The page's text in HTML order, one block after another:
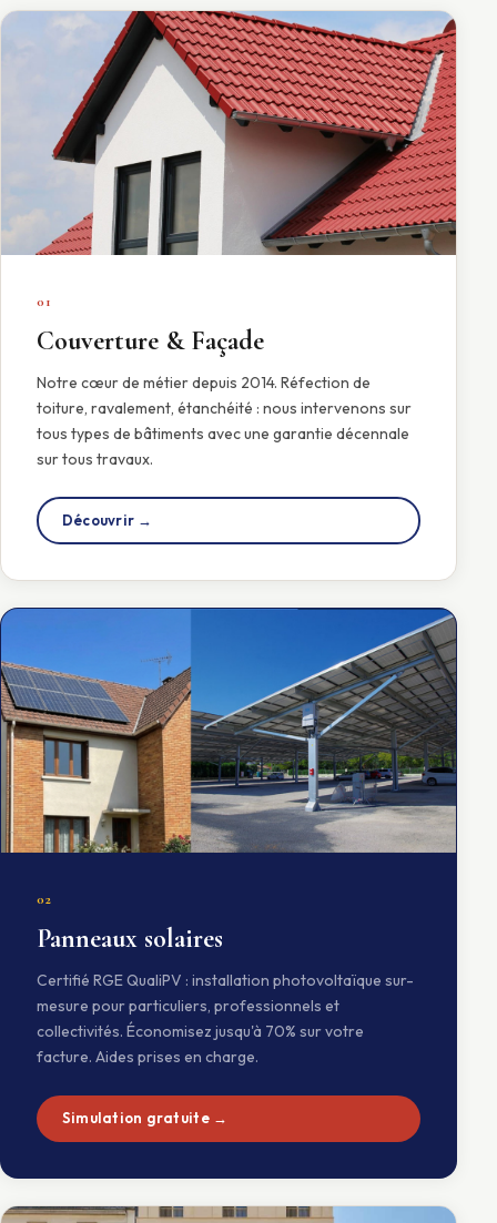
01
Couverture & Façade
Notre cœur de métier depuis 2014. Réfection de
toiture, ravalement, étanchéité : nous intervenons sur
tous types de bâtiments avec une garantie décennale
sur tous travaux.
Découvrir →
02
Panneaux solaires
Certifié RGE QualiPV : installation photovoltaïque sur-
mesure pour particuliers, professionnels et
collectivités. Économisez jusqu'à 70% sur votre
facture. Aides prises en charge.
Simulation gratuite →